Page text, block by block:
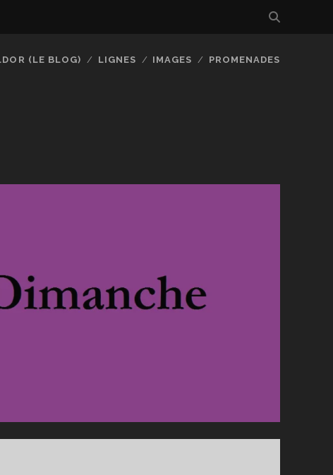
(LE BLOG) LIGNES IMAGES PROMENADES